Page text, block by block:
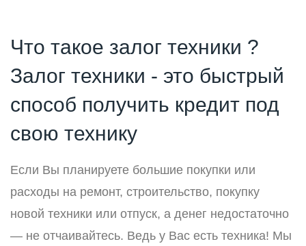
Что такое залог техники ?
Залог техники - это быстрый
способ получить кредит под
свою технику
Если Вы планируете большие покупки или
расходы на ремонт, строительство, покупку
новой техники или отпуск, а денег недостаточно
— не отчаивайтесь. Ведь у Вас есть техника! Мы